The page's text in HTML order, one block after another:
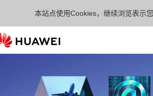
本站点使用Cookies，继续浏览表示